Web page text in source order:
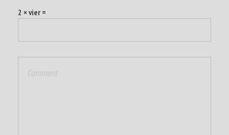
2 × vier =